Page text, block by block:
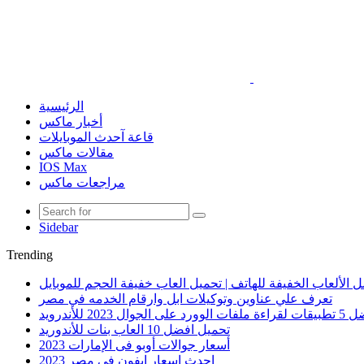
الرئيسية
أخبار ماكس
قاعة آحدث الموبايلات
مقالات ماكس
IOS Max
مراجعات ماكس
Sidebar
Trending
الألعاب الخفيفة للهاتف | تحميل العاب خفيفة الحجم للموبايل
تعرف علي عناوين وتوكيلات ابل وارقام الخدمه في مصر
على الجوال 2023 للأندرويد
تحميل افضل 10 العاب بنات للأندوريد
أسعار جوالات أوبو فى الإمارات 2023
احدث اسعار ايفون في مصر 2023